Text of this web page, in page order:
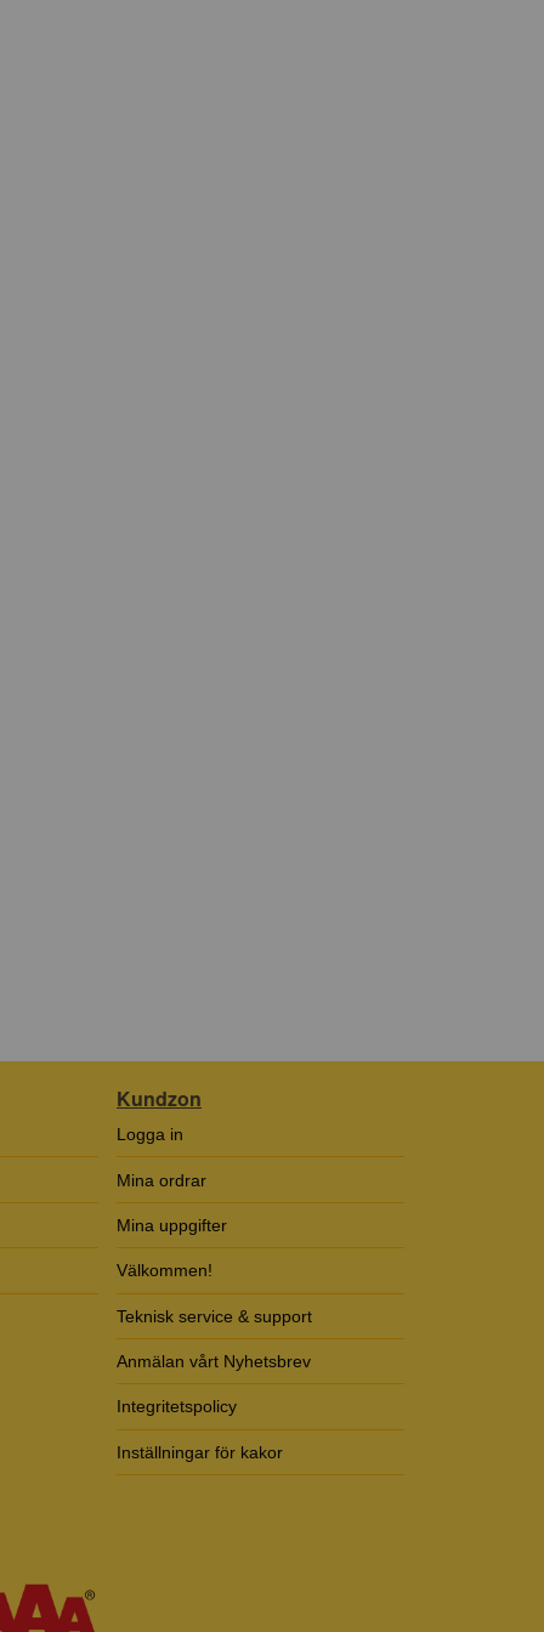
Kundzon
Logga in
Mina ordrar
Mina uppgifter
Välkommen!
Teknisk service & support
Anmälan vårt Nyhetsbrev
Integritetspolicy
Inställningar för kakor